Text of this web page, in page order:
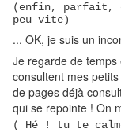
(enfin, parfait,
peu vite)
... OK, je suis un
Je regarde de
consultent mes
de pages déjà
qui se repointe ! On
( Hé ! tu te